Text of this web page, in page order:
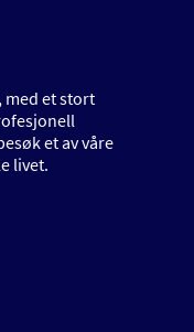
med et stort
et av våre
livet.